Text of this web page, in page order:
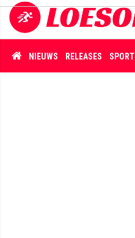
NIEUWS RELEASES SPORT